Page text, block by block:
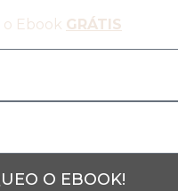
o Ebook GRÁTIS
O EBOOK!